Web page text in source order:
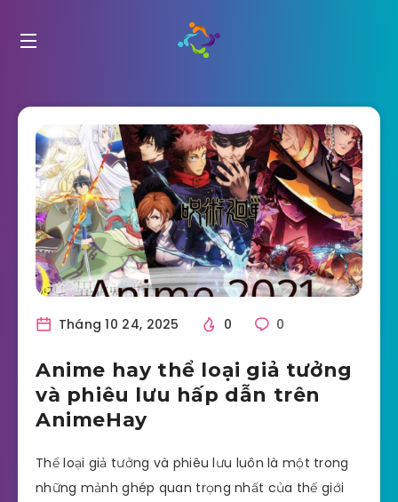
Tháng 10 24, 2025 0 0
Anime hay thể loại giả tưởng
và phiêu lưu hấp dẫn trên
AnimeHay
Thể loại giả tưởng và phiêu lưu luôn là một trong
những mảnh ghép quan trọng nhất của thế giới